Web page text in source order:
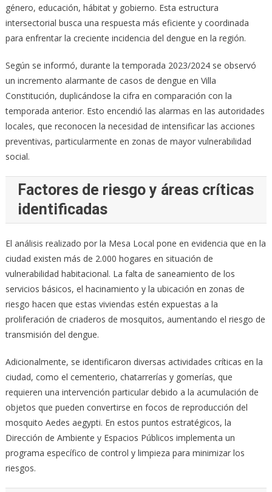
género, educación, hábitat y gobierno. Esta estructura
intersectorial busca una respuesta más eficiente y coordinada
para enfrentar la creciente incidencia del dengue en la región.
Según se informó, durante la temporada 2023/2024 se observó
un incremento alarmante de casos de dengue en Villa
Constitución, duplicándose la cifra en comparación con la
temporada anterior. Esto encendió las alarmas en las autoridades
locales, que reconocen la necesidad de intensificar las acciones
preventivas, particularmente en zonas de mayor vulnerabilidad
social.
Factores de riesgo y áreas críticas
identificadas
El análisis realizado por la Mesa Local pone en evidencia que en la
ciudad existen más de 2.000 hogares en situación de
vulnerabilidad habitacional. La falta de saneamiento de los
servicios básicos, el hacinamiento y la ubicación en zonas de
riesgo hacen que estas viviendas estén expuestas a la
proliferación de criaderos de mosquitos, aumentando el riesgo de
transmisión del dengue.
Adicionalmente, se identificaron diversas actividades críticas en la
ciudad, como el cementerio, chatarrerías y gomerías, que
requieren una intervención particular debido a la acumulación de
objetos que pueden convertirse en focos de reproducción del
mosquito Aedes aegypti. En estos puntos estratégicos, la
Dirección de Ambiente y Espacios Públicos implementa un
programa específico de control y limpieza para minimizar los
riesgos.